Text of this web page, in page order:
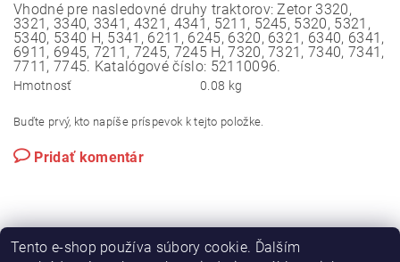
Vhodné pre nasledovné druhy traktorov: Zetor 3320,
3321, 3340, 3341, 4321, 4341, 5211, 5245, 5320, 5321,
5340, 5340 H, 5341, 6211, 6245, 6320, 6321, 6340, 6341,
6911, 6945, 7211, 7245, 7245 H, 7320, 7321, 7340, 7341,
7711, 7745. Katalógové číslo: 52110096.
Hmotnosť 0.08 kg
Buďte prvý, kto napíše príspevok k tejto položke.
Pridať komentár
Tento e-shop používa súbory cookie. Ďalším